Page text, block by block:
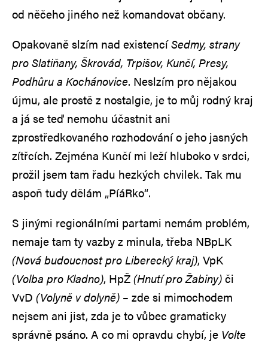
od něčeho jiného než komandovat občany.
Opakovaně slzím nad existencíSedmy, strany
pro Slatiňany, Škrovád, Trpišov, Kunčí, Presy,
Podhůru a Kochánovice. Neslzím pro nějakou
újmu, ale prostě z nostalgie, je to můj rodný kraj
a já se teď nemohu účastnit ani
zprostředkovaného rozhodování o jeho jasných
zítřcích. Zejména Kunčí mi leží hluboko v srdci,
prožil jsem tam řadu hezkých chvilek. Tak mu
aspoň tudy dělám „PíáRko“.
S jinými regionálními partami nemám problém,
nemaje tam ty vazby z minula, třeba NBpLK
(Nová budoucnost pro Liberecký kraj), VpK
(Volba pro Kladno), HpŽ(Hnutí pro Žabiny)či
VvD (Volyně v dolyně) – zde si mimochodem
nejsem ani jist, zda je to vůbec gramaticky
správně psáno. A co mi opravdu chybí, je Volte